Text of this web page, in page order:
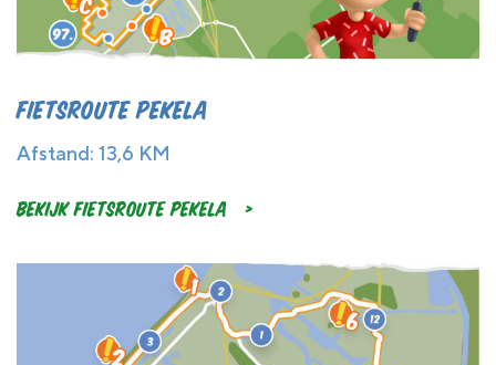
Fietsroute Pekela
Afstand: 13,6 KM
Bekijk Fietsroute Pekela